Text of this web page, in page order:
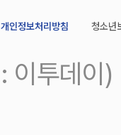
개인정보처리방침 청소년
이투데